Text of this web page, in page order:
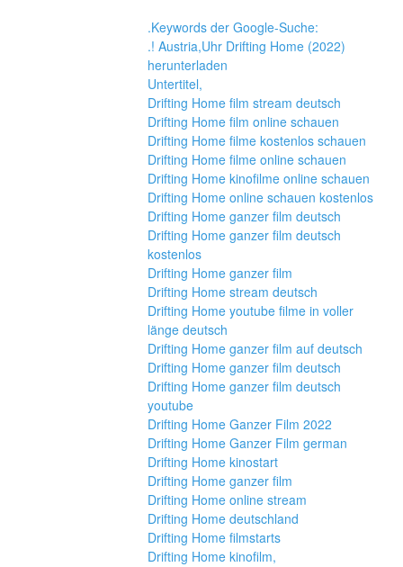
.Keywords der Google-Suche:
.! Austria,Uhr Drifting Home (2022)
herunterladen
Untertitel,
Drifting Home film stream deutsch
Drifting Home film online schauen
Drifting Home filme kostenlos schauen
Drifting Home filme online schauen
Drifting Home kinofilme online schauen
Drifting Home online schauen kostenlos
Drifting Home ganzer film deutsch
Drifting Home ganzer film deutsch
kostenlos
Drifting Home ganzer film
Drifting Home stream deutsch
Drifting Home youtube filme in voller
länge deutsch
Drifting Home ganzer film auf deutsch
Drifting Home ganzer film deutsch
Drifting Home ganzer film deutsch
youtube
Drifting Home Ganzer Film 2022
Drifting Home Ganzer Film german
Drifting Home kinostart
Drifting Home ganzer film
Drifting Home online stream
Drifting Home deutschland
Drifting Home filmstarts
Drifting Home kinofilm,